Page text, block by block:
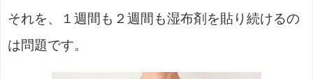
それを、１週間も２週間も湿布剤を貼り続けるの
は問題です。